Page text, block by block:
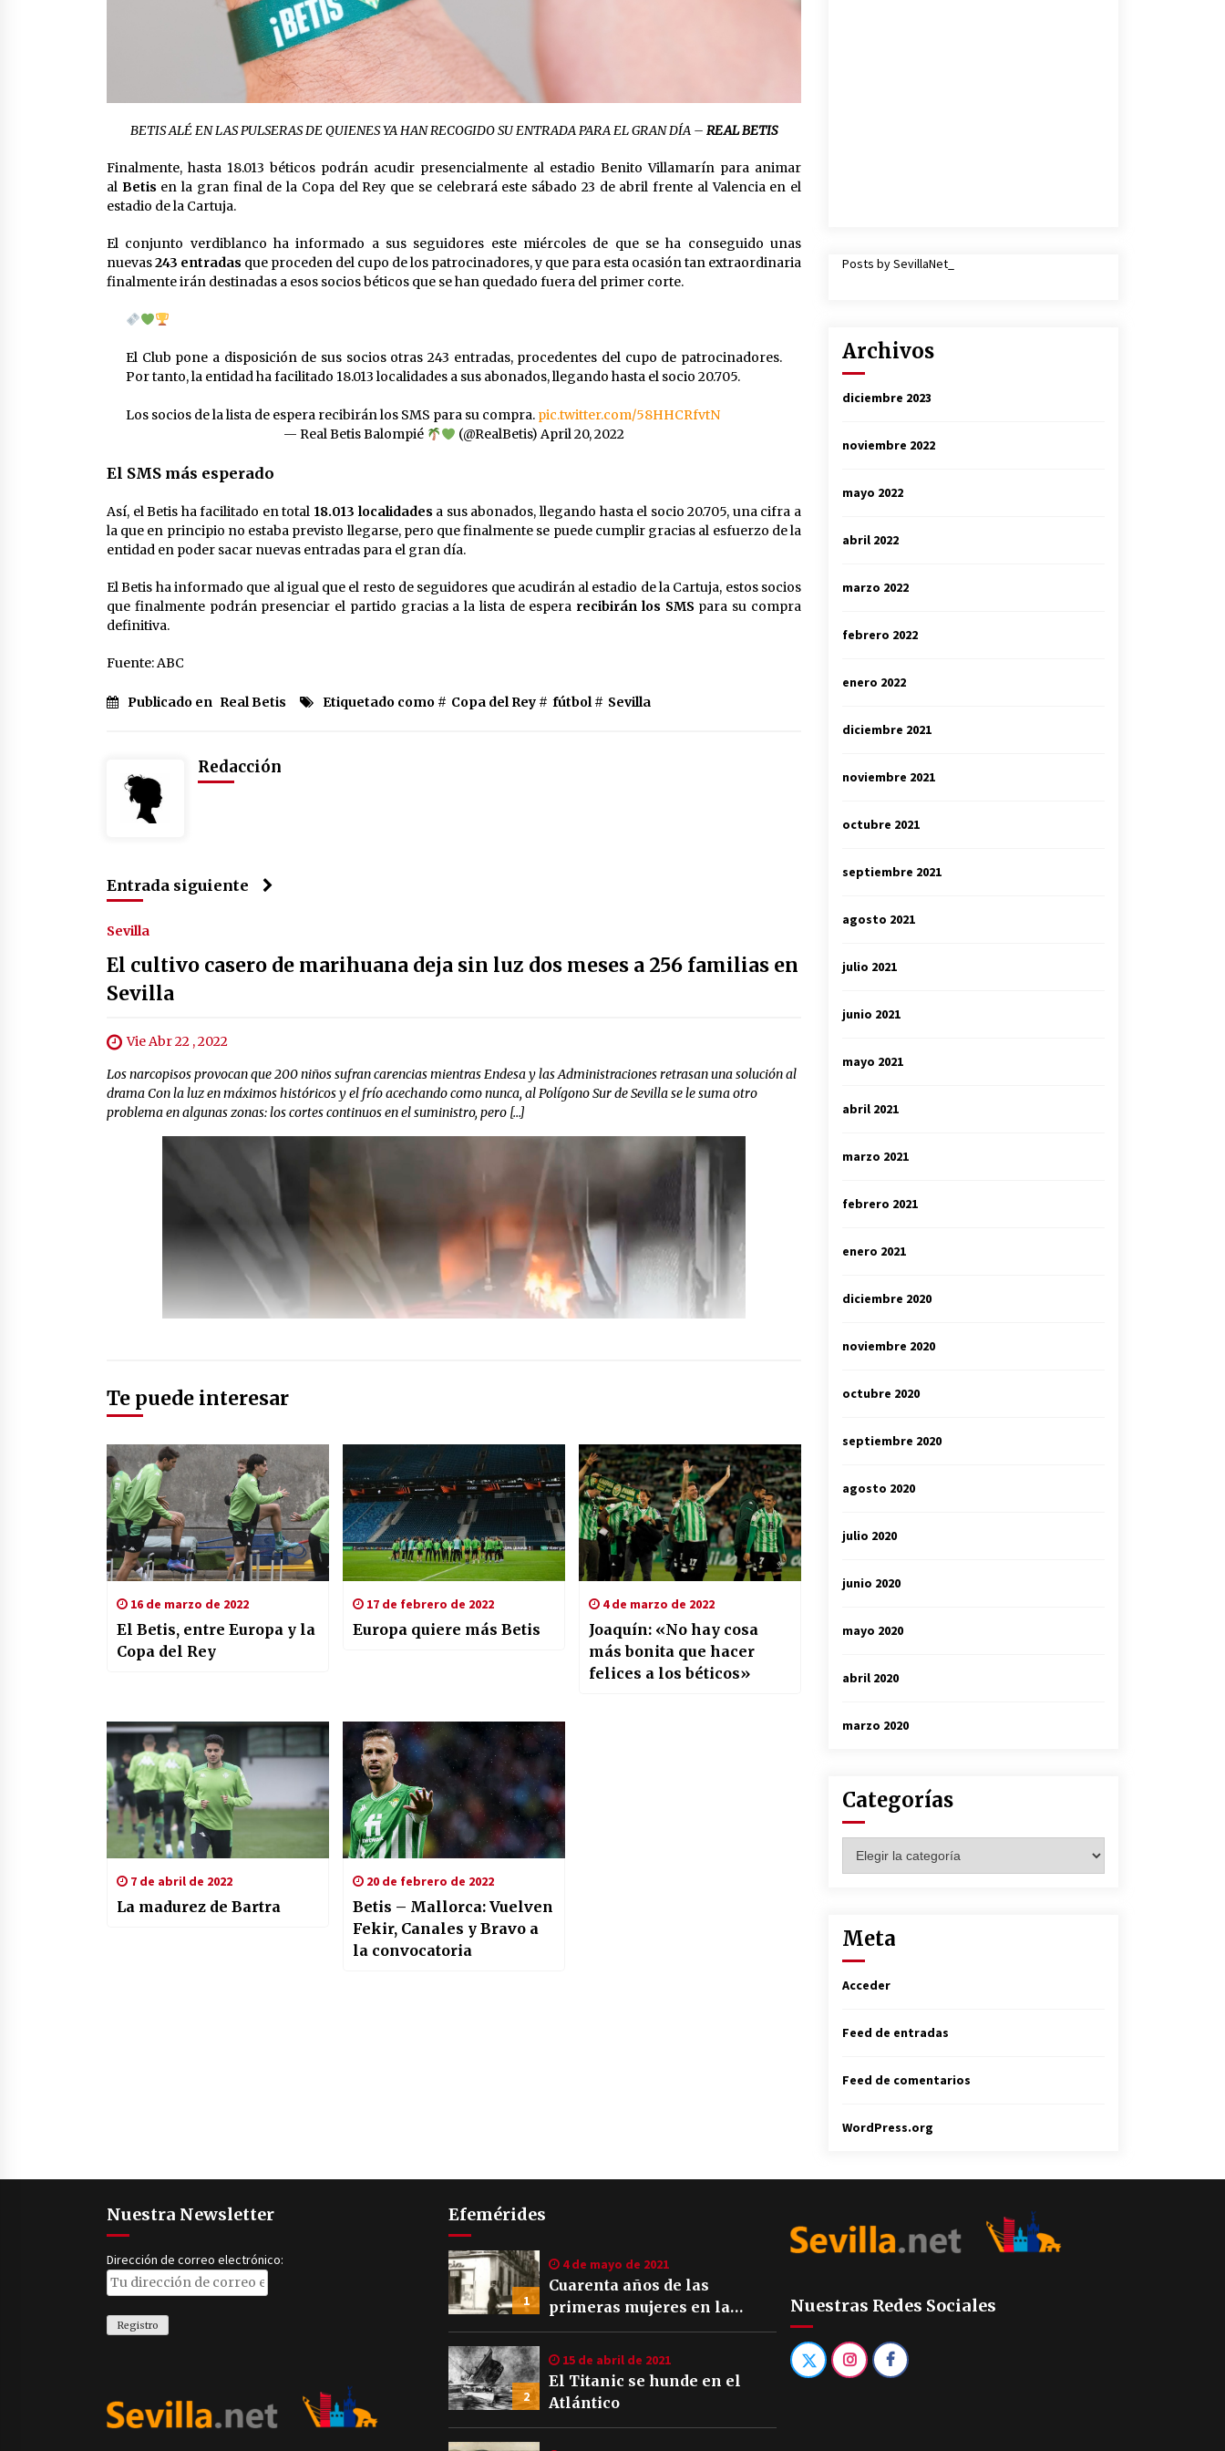
BETIS ALÉ EN LAS PULSERAS DE QUIENES YA HAN RECOGIDO SU ENTRADA PARA EL GRAN DÍA – REAL BETIS
Finalmente, hasta 18.013 béticos podrán acudir presencialmente al estadio Benito Villamarín para animar
al Betis en la gran final de la Copa del Rey que se celebrará este sábado 23 de abril frente al Valencia en el
estadio de la Cartuja.
El conjunto verdiblanco ha informado a sus seguidores este miércoles de que se ha conseguido unas
nuevas243 entradas que proceden del cupo de los patrocinadores, y que para esta ocasión tan extraordinaria
finalmente irán destinadas a esos socios béticos que se han quedado fuera del primer corte.
El Club pone a disposición de sus socios otras 243 entradas, procedentes del cupo de patrocinadores.
Por tanto, la entidad ha facilitado 18.013 localidades a sus abonados, llegando hasta el socio 20.705.
Los socios de la lista de espera recibirán los SMS para su compra. pic.twitter.com/58HHCRfvtN
— Real Betis Balompié
(@RealBetis) April 20, 2022
El SMS más esperado
Así, el Betis ha facilitado en total 18.013 localidades a sus abonados, llegando hasta el socio 20.705, una cifra a
la que en principio no estaba previsto llegarse, pero que finalmente se puede cumplir gracias al esfuerzo de la
entidad en poder sacar nuevas entradas para el gran día.
El Betis ha informado que al igual que el resto de seguidores que acudirán al estadio de la Cartuja, estos socios
que finalmente podrán presenciar el partido gracias a la lista de espera recibirán los SMS para su compra
definitiva.
Fuente: ABC
Publicado en Real Betis Etiquetado como # Copa del Rey # fútbol# Sevilla
Redacción
Entrada siguiente
Sevilla
El cultivo casero de marihuana deja sin luz dos meses a 256 familias en
Sevilla
Vie Abr 22 , 2022
Los narcopisos provocan que 200 niños sufran carencias mientras Endesa y las Administraciones retrasan una solución al
drama Con la luz en máximos históricos y el frío acechando como nunca, al Polígono Sur de Sevilla se le suma otro
problema en algunas zonas: los cortes continuos en el suministro, pero […]
Te puede interesar
16 de marzo de 2022
El Betis, entre Europa y la
Copa del Rey
17 de febrero de 2022
Europa quiere más Betis
4 de marzo de 2022
Joaquín: «No hay cosa
más bonita que hacer
felices a los béticos»
7 de abril de 2022
La madurez de Bartra
20 de febrero de 2022
Betis – Mallorca: Vuelven
Fekir, Canales y Bravo a
la convocatoria
Posts by SevillaNet_
Archivos
diciembre 2023
noviembre 2022
mayo 2022
abril 2022
marzo 2022
febrero 2022
enero 2022
diciembre 2021
noviembre 2021
octubre 2021
septiembre 2021
agosto 2021
julio 2021
junio 2021
mayo 2021
abril 2021
marzo 2021
febrero 2021
enero 2021
diciembre 2020
noviembre 2020
octubre 2020
septiembre 2020
agosto 2020
julio 2020
junio 2020
mayo 2020
abril 2020
marzo 2020
Categorías
Meta
Acceder
Feed de entradas
Feed de comentarios
WordPress.org
Nuestra Newsletter
Dirección de correo electrónico:
Efemérides
1
4 de mayo de 2021
Cuarenta años de las
primeras mujeres en la
Policía Local de Sevilla
2
15 de abril de 2021
El Titanic se hunde en el
Atlántico
Nuestras Redes Sociales